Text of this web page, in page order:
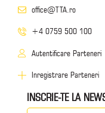
office@TTA.ro
+4 0759 500 100
Autentificare Parteneri
Inregistrare Parteneri
INSCRIE-TE LA